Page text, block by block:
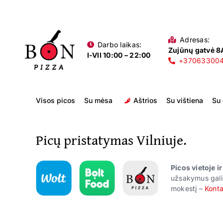
Darbo laikas:
I-VII 10:00 – 22:00
Adresas:
Zujūnų gatvė
Visos picos Su mėsa Aštrios Su vištiena Su
Picų pristatymas Vilniuje.
Picos vietoje
užsakymus
mokestį –